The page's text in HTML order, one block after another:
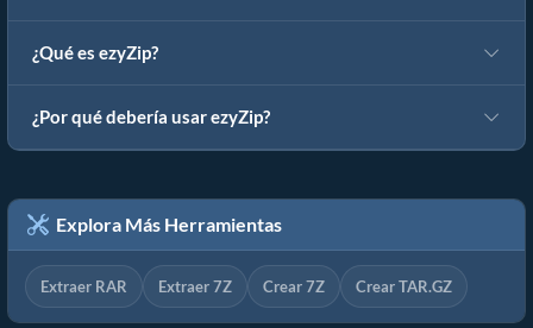
¿Qué es ezyZip?
¿Por qué debería usar ezyZip?
Explora Más Herramientas
Extraer RAR Extraer 7Z Crear 7Z Crear TAR.GZ